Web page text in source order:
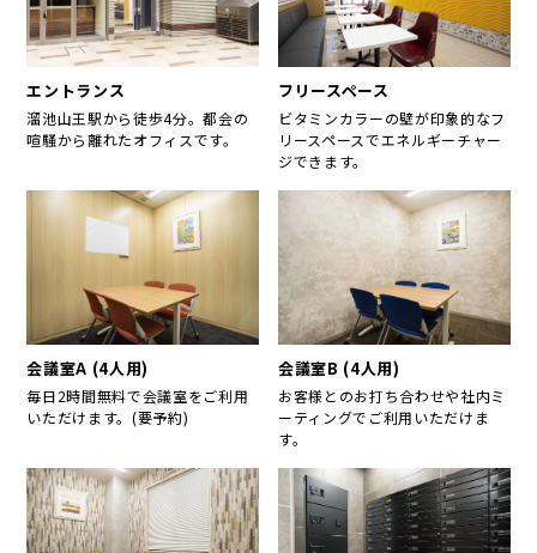
エントランス
溜池山王駅から徒歩4分。都会の
喧騒から離れたオフィスです。
フリースペース
ビタミンカラーの壁が印象的なフ
リースペースでエネルギーチャー
ジできます。
会議室A (4人用)
毎日2時間無料で会議室をご利用
いただけます。(要予約)
会議室B (4人用)
お客様とのお打ち合わせや社内ミ
ーティングでご利用いただけま
す。